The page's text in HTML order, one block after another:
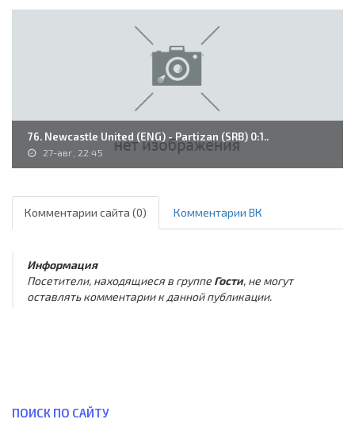
76. Newcastle United (ENG) - Partizan (SRB) 0:1..
27-авг, 22:45
Комментарии сайта (0) Комментарии ВК
Информация
Посетители, находящиеся в группе Гости, не могут
оставлять комментарии к данной публикации.
ПОИСК ПО САЙТУ